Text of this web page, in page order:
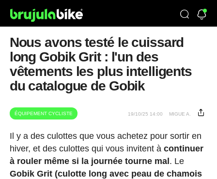
Nous avons testé le cuissard
long Gobik Grit : l'un des
vêtements les plus intelligents
du catalogue de Gobik
ÉQUIPEMENT CYCLISTE 19/10/25 14:00 MIGUE A.
Il y a des culottes que vous achetez pour sortir en
hiver, et des culottes qui vous invitent à continuer
à rouler même si la journée tourne mal . Le
Gobik Grit (culotte long avec peau de chamois